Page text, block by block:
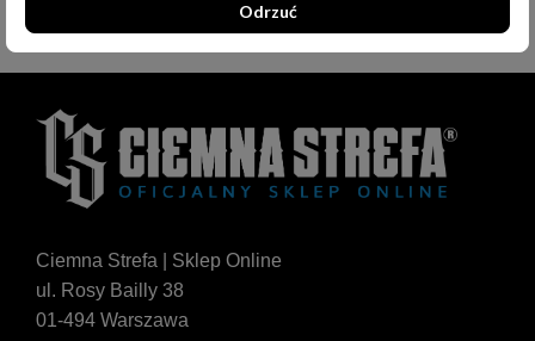
Ciemna Strefa | Sklep Online
ul. Rosy Bailly 38
01-494 Warszawa
Odrzuć